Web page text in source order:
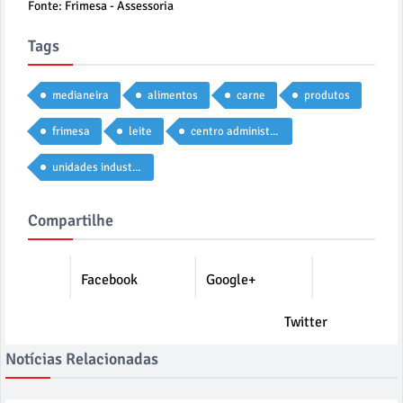
Fonte: Frimesa - Assessoria
Tags
medianeira alimentos carne produtos
frimesa leite centro administrativo
unidades industriais
Compartilhe
Facebook Google+
Twitter
Notícias Relacionadas